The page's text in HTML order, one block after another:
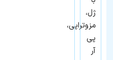
ژل،
مزوتراپی،
پی
آر